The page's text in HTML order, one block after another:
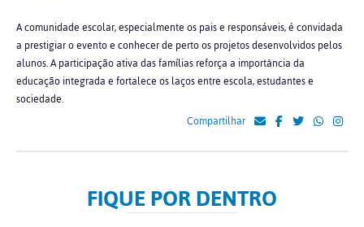
A comunidade escolar, especialmente os pais e responsáveis, é convidada
a prestigiar o evento e conhecer de perto os projetos desenvolvidos pelos
alunos. A participação ativa das famílias reforça a importância da
educação integrada e fortalece os laços entre escola, estudantes e
sociedade.
Compartilhar
FIQUE POR DENTRO